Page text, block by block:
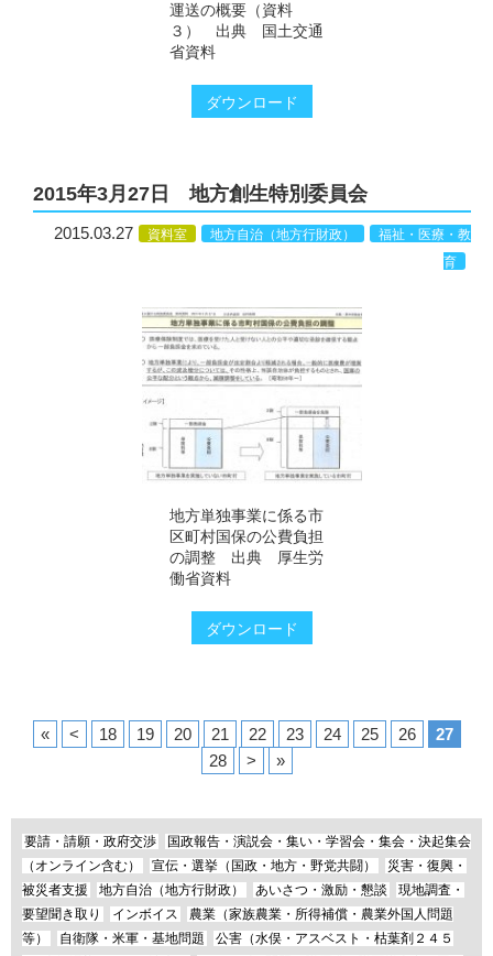
運送の概要（資料
３） 出典 国土交通
省資料
ダウンロード
2015年3月27日 地方創生特別委員会
2015.03.27 資料室 地方自治（地方行財政）
福祉・医療・教
育
地方単独事業に係る市
区町村国保の公費負担
の調整 出典 厚生労
働省資料
ダウンロード
« < 18 19 20 21 22 23 24 25 26
27
28
> »
要請・請願・政府交渉
国政報告・演説会・集い・学習会・集会・決起集会
（オンライン含む）
宣伝・選挙（国政・地方・野党共闘）
災害・復興・
被災者支援
地方自治（地方行財政） あいさつ・激励・懇談
現地調査・
要望聞き取り
インボイス
農業（家族農業・所得補償・農業外国人問題
等）
自衛隊・米軍・基地問題
公害（水俣・アスベスト・枯葉剤２４５